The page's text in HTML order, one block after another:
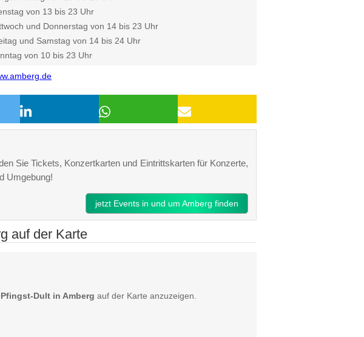
von 13 bis 23 Uhr
und Donnerstag von 14 bis 23 Uhr
und Samstag von 14 bis 24 Uhr
von 10 bis 23 Uhr
Sie Tickets, Konzertkarten und Eintrittskarten für Konzerte,
Umgebung!
jetzt Events in und um Amberg finden
auf der Karte
Pfingst-Dult in Amberg auf der Karte anzuzeigen.